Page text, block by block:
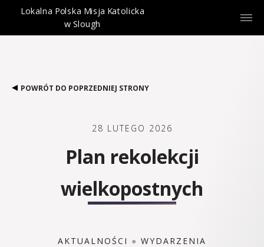
Lokalna Polska Misja Katolicka
w Slough
POWRÓT DO POPRZEDNIEJ STRONY
28 LUTEGO 2026
Plan rekolekcji
wielkopostnych
AKTUALNOŚCI ● WYDARZENIA